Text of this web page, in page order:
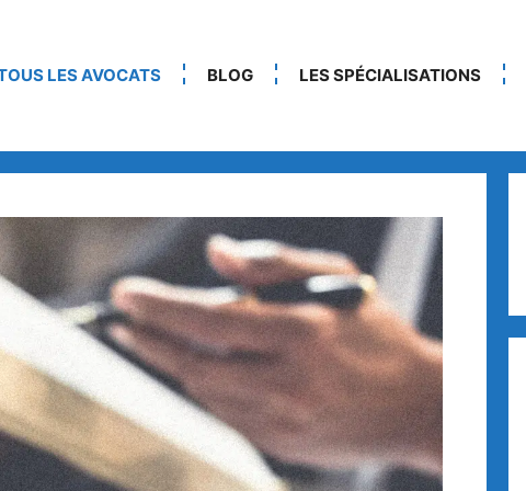
LES AVOCATS BLOG LES SPÉCIALISATIONS